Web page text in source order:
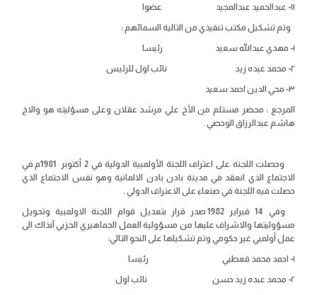
١١- عبدالحميد عبدالمجيد عضوا
وتم تشكيل مكتب تنفيذي من التالية السمائهم :
١- مهدي عبدالله سعيد رئيسا
٢- محمد عبده زيد نائب اول للرئيس
٣- محي الدين احمد سعيد
المرجع : محضر مستلم من الأخ علي مرشد عقلان وعلى مسؤليته هو والاخ
هاشم عبدالرزاق الوحصي .
وحصلت اللجنة على اعتراف اللجنة الأولمبية الدولية في 2 أكتوبر 1981م في
الاجتماع الذي انعقد في مدينة بادن بادن الالمانية وهو نفس الاجتماع الذي
حصلت فيه اللجنة في صنعاء على الاعتراف الدولي .
وفي 14 فبراير 1982 صدر قرار بتعديل قوام اللجنة الاولمبية وتحويل
مسؤوليتها والاشراف عليها من مسؤولية العمل الجماهيري الحزبي آنذاك الى
عمل أولمبي غير حكومي وتم تشكيلها على النحو التالي:
١- احمد محمد قعطبي رئيسا
٢- محمد عبده زيد حسن نائب اول